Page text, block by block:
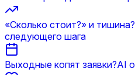
«Сколько стоит?» и тишина?
следующего шага
Выходные копят заявки?AI